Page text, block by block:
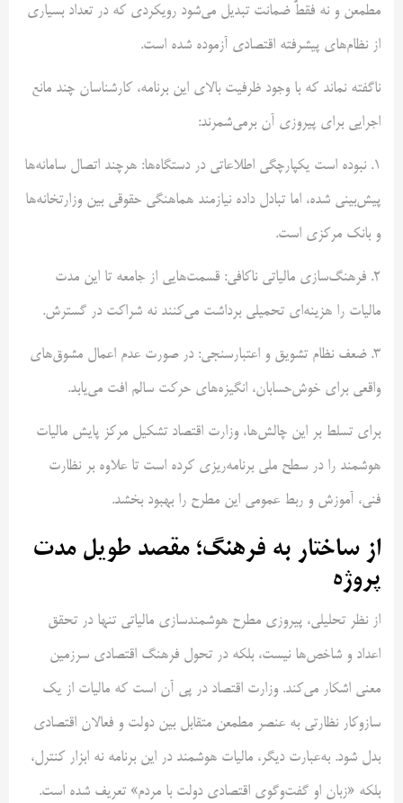
مطمعن و نه فقطً ضمانت تبدیل می‌شود رویکردی که در تعداد بسیاری
از نظام‌های پیشرفته اقتصادی آزموده شده است.
ناگفته نماند که با وجود ظرفیت بالای این برنامه، کارشناسان چند مانع
اجرایی برای پیروزی آن برمی‌شمرند:
۱. نبوده است یکپارچگی اطلاعاتی در دستگاه‌ها: هرچند اتصال سامانه‌ها
پیش‌بینی شده، اما تبادل داده نیازمند هماهنگی حقوقی بین وزارتخانه‌ها
و بانک مرکزی است.
۲. فرهنگ‌سازی مالیاتی ناکافی: قسمت‌هایی از جامعه تا این مدت
مالیات را هزینه‌ای تحمیلی برداشت می‌کنند نه شراکت در گسترش.
۳. ضعف نظام تشویق و اعتبارسنجی: در صورت عدم اعمال مشوق‌های
واقعی برای خوش‌حسابان، انگیزه‌های حرکت سالم افت می‌یابد.
برای تسلط بر این چالش‌ها، وزارت اقتصاد تشکیل مرکز پایش مالیات
هوشمند را در سطح ملی برنامه‌ریزی کرده است تا علاوه بر نظارت
فنی، آموزش و ربط عمومی این مطرح را بهبود بخشد.
از ساختار به فرهنگ؛ مقصد طویل مدت
پروژه
از نظر تحلیلی، پیروزی مطرح هوشمندسازی مالیاتی تنها در تحقق
اعداد و شاخص‌ها نیست، بلکه در تحول فرهنگ اقتصادی سرزمین
معنی اشکار می‌کند. وزارت اقتصاد در پی آن است که مالیات از یک
سازوکار نظارتی به عنصر مطمعن متقابل بین دولت و فعالان اقتصادی
بدل شود. به‌عبارت دیگر، مالیات هوشمند در این برنامه نه ابزار کنترل،
بلکه «زبان او گفت‌وگوی اقتصادی دولت با مردم» تعریف شده است.